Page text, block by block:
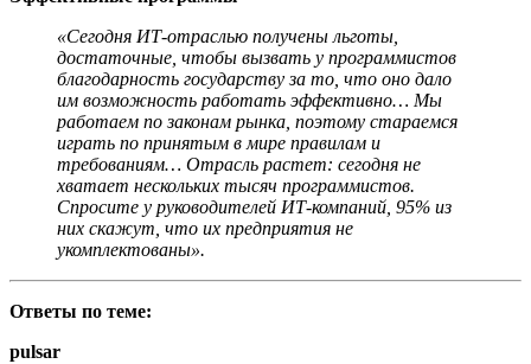
«Сегодня ИТ-отраслью получены льготы,
достаточные, чтобы вызвать у программистов
благодарность государству за то, что оно дало
им возможность работать эффективно… Мы
работаем по законам рынка, поэтому стараемся
играть по принятым в мире правилам и
требованиям… Отрасль растет: сегодня не
хватает нескольких тысяч программистов.
Спросите у руководителей ИТ-компаний, 95% из
них скажут, что их предприятия не
укомплектованы».
Ответы по теме:
pulsar